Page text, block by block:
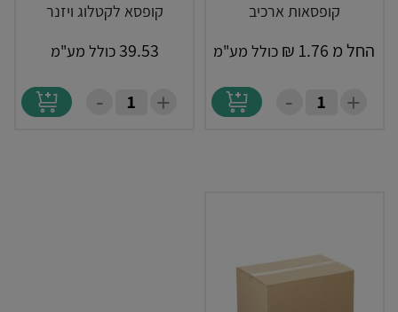
קופסאות ארכיב
החל מ 1.76
₪ כולל מע"מ
+
-
קופסא לקטלוג ויזנר
39.53 כולל מע"מ
+
-